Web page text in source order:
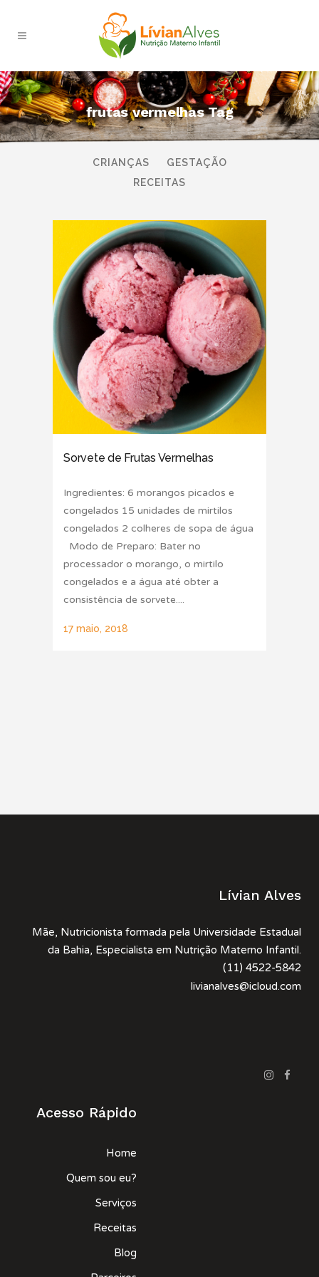
frutas vermelhas Tag
TODAS AMAMENTAÇÃO
BEBÊS
CRIANÇAS
GESTAÇÃO
RECEITAS
Sorvete de Frutas Vermelhas
Ingredientes: 6 morangos picados e
congelados 15 unidades de mirtilos
congelados 2 colheres de sopa de água
Modo de Preparo: Bater no
processador o morango, o mirtilo
congelados e a água até obter a
consistência de sorvete....
17 maio, 2018
Lívian Alves
Mãe, Nutricionista formada pela Universidade Estadual
da Bahia, Especialista em Nutrição Materno Infantil.
(11) 4522-5842
livianalves@icloud.com
Acesso Rápido
Home
Quem sou eu?
Serviços
Receitas
Blog